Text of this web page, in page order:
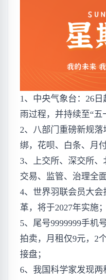
1、中央气象台：26
雨过程，并持续至“五
2、八部门重磅新规
绑，花呗、白条、月
3、上交所、深交所、
交易、监管、治理全面
4、世界羽联会员大会
革，将于2027年实施；
5、尾号9999999手机
拍卖，月租仅9元，2
接盘；
6、我国科学家发现